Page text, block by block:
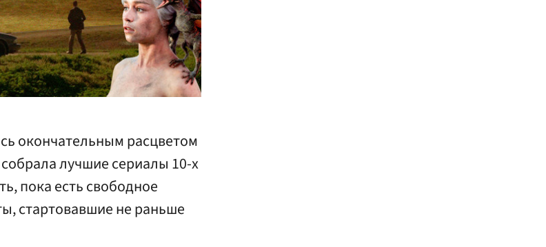
окончательным расцветом
лучшие сериалы 10-х
пока есть свободное
стартовавшие не раньше